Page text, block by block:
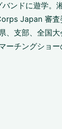
ンドに遊学
Japan 審
、支部、全国
チングショ